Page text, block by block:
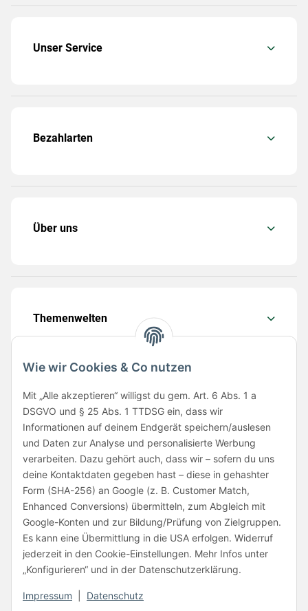
Wie wir Cookies & Co nutzen
Mit „Alle akzeptieren“ willigst du gem. Art. 6 Abs. 1 a
DSGVO und § 25 Abs. 1 TTDSG ein, dass wir
Informationen auf deinem Endgerät speichern/auslesen
und Daten zur Analyse und personalisierte Werbung
verarbeiten. Dazu gehört auch, dass wir – sofern du uns
deine Kontaktdaten gegeben hast – diese in gehashter
Form (SHA-256) an Google (z. B. Customer Match,
Enhanced Conversions) übermitteln, zum Abgleich mit
Google-Konten und zur Bildung/Prüfung von Zielgruppen.
Es kann eine Übermittlung in die USA erfolgen. Widerruf
jederzeit in den Cookie-Einstellungen. Mehr Infos unter
„Konfigurieren“ und in der Datenschutzerklärung.
Impressum Datenschutz
Unser Service
Bezahlarten
Über uns
Themenwelten
Folge uns
Unsere Partner